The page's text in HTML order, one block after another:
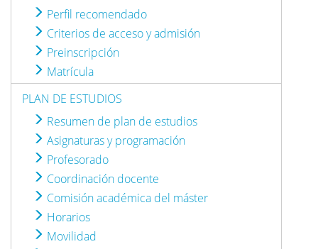
Perfil recomendado
Criterios de acceso y admisión
Preinscripción
Matrícula
PLAN DE ESTUDIOS
Resumen de plan de estudios
Asignaturas y programación
Profesorado
Coordinación docente
Comisión académica del máster
Horarios
Movilidad